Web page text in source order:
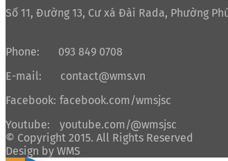
Số 11, Đường 13, Cư xá Đài Rada, Phường
Phone:
093 849 0708
E-mail:
contact@wms.vn
Facebook: facebook.com/wmsjsc
Youtube:
youtube.com/@wmsjsc
© Copyright 2015. All Rights Reserved
Design by WMS